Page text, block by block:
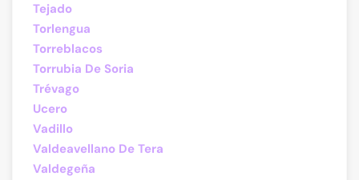
Tejado
Torlengua
Torreblacos
Torrubia De Soria
Trévago
Ucero
Vadillo
Valdeavellano De Tera
Valdegeña